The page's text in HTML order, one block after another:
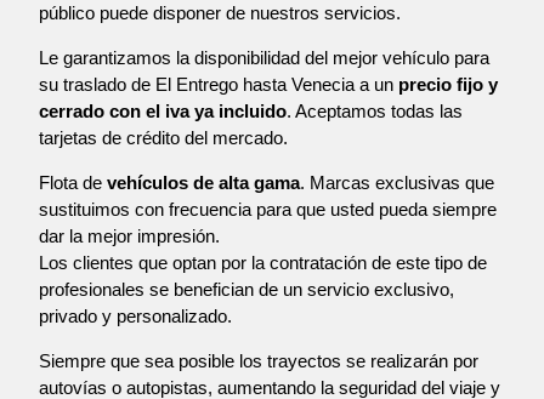
público puede disponer de nuestros servicios.
Le garantizamos la disponibilidad del mejor vehículo para
su traslado de El Entrego hasta Venecia a un precio fijo y
cerrado con el iva ya incluido. Aceptamos todas las
tarjetas de crédito del mercado.
Flota de vehículos de alta gama. Marcas exclusivas que
sustituimos con frecuencia para que usted pueda siempre
dar la mejor impresión.
Los clientes que optan por la contratación de este tipo de
profesionales se benefician de un servicio exclusivo,
privado y personalizado.
Siempre que sea posible los trayectos se realizarán por
autovías o autopistas, aumentando la seguridad del viaje y